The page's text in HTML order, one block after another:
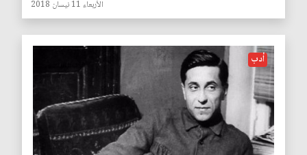
الأربعاء 11 نيسان 2018
أدب